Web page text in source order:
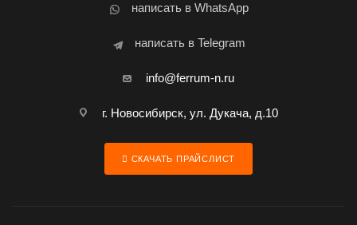
написать в WhatsApp
написать в Telegram
info@ferrum-n.ru
г. Новосибирск, ул. Дукача, д.10
СКАЧАТЬ ПРАЙСЛИСТ